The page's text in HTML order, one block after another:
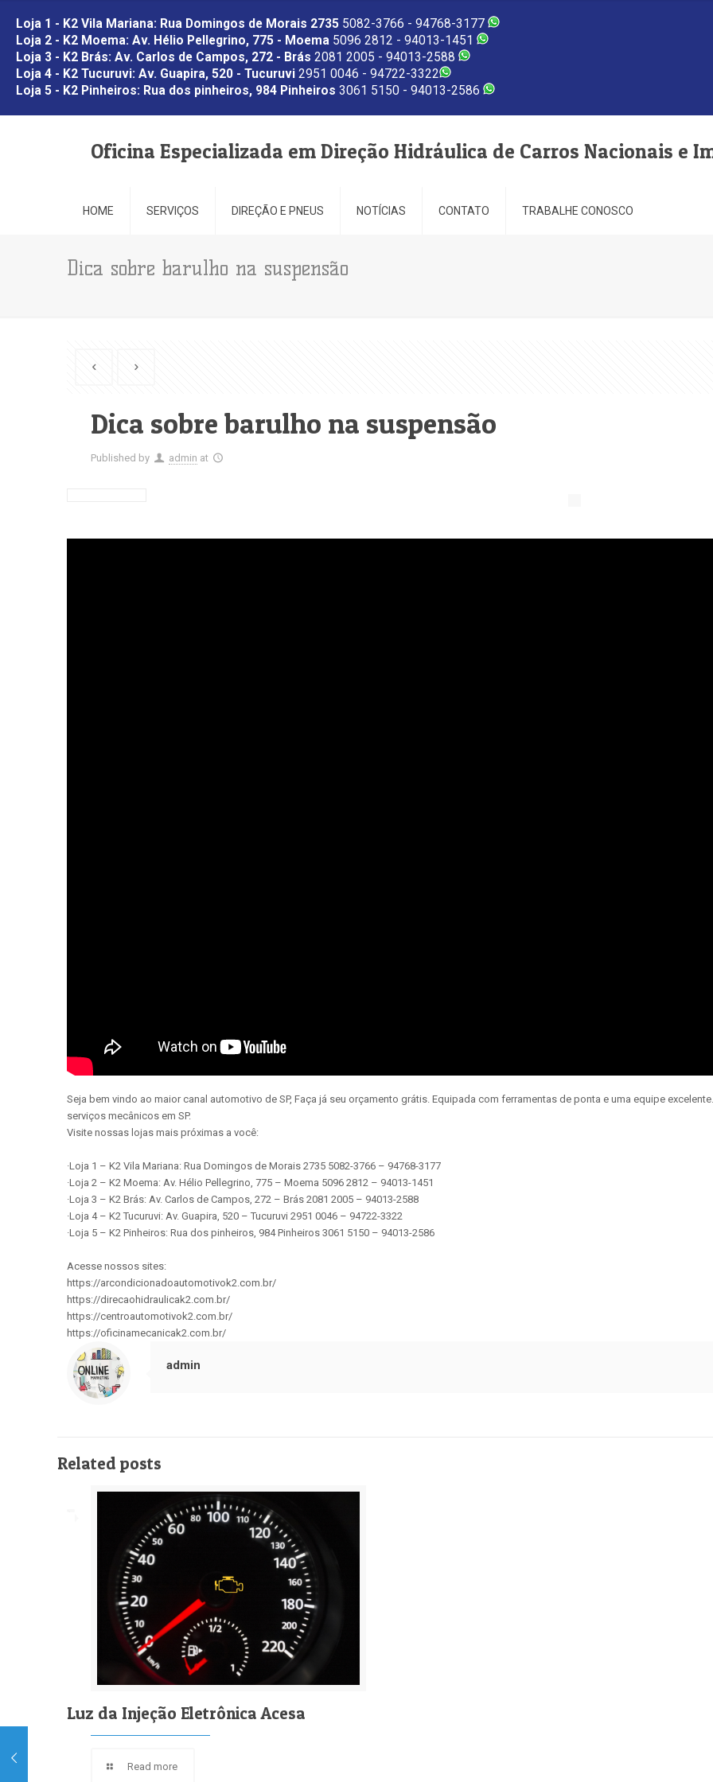
Loja 1 - K2 Vila Mariana: Rua Domingos de Morais 2735 5082-3766 - 94768-3177
Loja 2 - K2 Moema: Av. Hélio Pellegrino, 775 - Moema 5096 2812 - 94013-1451
Loja 3 - K2 Brás: Av. Carlos de Campos, 272 - Brás 2081 2005 - 94013-2588
Loja 4 - K2 Tucuruvi: Av. Guapira, 520 - Tucuruvi 2951 0046 - 94722-3322
Loja 5 - K2 Pinheiros: Rua dos pinheiros, 984 Pinheiros 3061 5150 - 94013-2586
Oficina Especializada em Direção Hidráulica de Carros Nacionais e
HOME SERVIÇOS DIREÇÃO E PNEUS NOTÍCIAS CONTATO TRABALHE CONOSCO
Dica sobre barulho na suspensão
Dica sobre barulho na suspensão
Published by admin at
Seja bem vindo ao maior canal automotivo de SP, Faça já seu orçamento grátis. Equipada com ferramentas de ponta e uma equipe
serviços mecânicos em SP.
Visite nossas lojas mais próximas a você:
·Loja 1 – K2 Vila Mariana: Rua Domingos de Morais 2735 5082-3766 – 94768-3177
·Loja 2 – K2 Moema: Av. Hélio Pellegrino, 775 – Moema 5096 2812 – 94013-1451
·Loja 3 – K2 Brás: Av. Carlos de Campos, 272 – Brás 2081 2005 – 94013-2588
·Loja 4 – K2 Tucuruvi: Av. Guapira, 520 – Tucuruvi 2951 0046 – 94722-3322
·Loja 5 – K2 Pinheiros: Rua dos pinheiros, 984 Pinheiros 3061 5150 – 94013-2586
Acesse nossos sites:
https://arcondicionadoautomotivok2.com.br/
https://direcaohidraulicak2.com.br/
https://centroautomotivok2.com.br/
https://oficinamecanicak2.com.br/
admin
Related posts
Luz da Injeção Eletrônica Acesa
Read more